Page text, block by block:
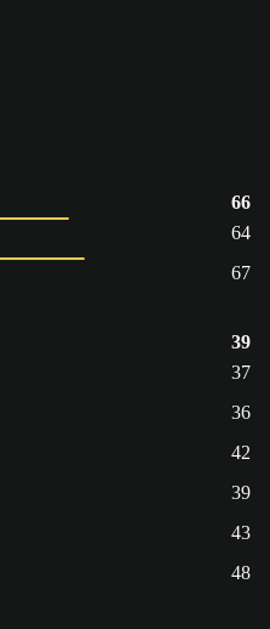
66
64
67
39
37
36
42
39
43
48